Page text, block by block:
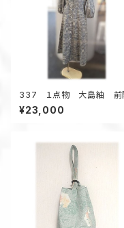
337 １点物 大島紬 前
ワンピース 抜き衿 デッド
ック着物地 昭和レトロ 正
¥23,000